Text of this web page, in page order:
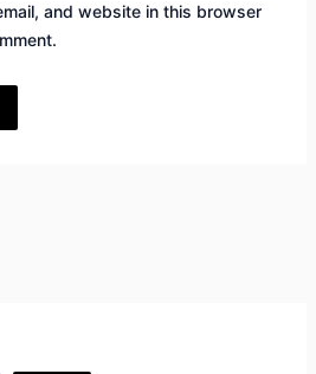
and website in this browser